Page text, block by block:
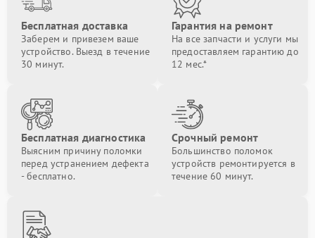
Бесплатная доставка
Заберем и привезем ваше
устройство. Выезд в течение
30 минут.
Гарантия на ремонт
На все запчасти и услуги мы
предоставляем гарантию до
12 мес.*
Бесплатная диагностика
Выясним причину поломки
перед устранением дефекта
- бесплатно.
Срочный ремонт
Большинство поломок
устройств ремонтируется в
течение 60 минут.